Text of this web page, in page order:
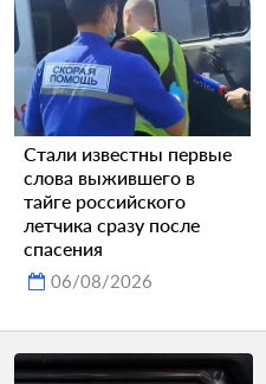
Стали известны первые
слова выжившего в
тайге российского
летчика сразу после
спасения
06/08/2026